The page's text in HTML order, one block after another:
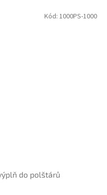
do polštárů
Kód: 1000PS-1000